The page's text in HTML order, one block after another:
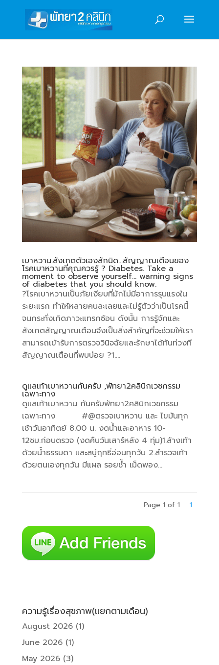
เบาหวาน.สังเกตตัวเองสักนิด…สัญญาณเตือนของ
โรคเบาหวานที่คุณควรรู้ ? Diabetes. Take a
moment to observe yourself… warning signs
of diabetes that you should know.
?โรคเบาหวานเป็นภัยเงียบที่มักไม่มีอาการรุนแรงใน
ระยะแรก ทำให้หลายคนละเลยและไม่รู้ตัวว่าเป็นโรคนี้
จนกระทั่งเกิดภาวะแทรกซ้อน ดังนั้น การรู้จักและ
สังเกตสัญญาณเตือนจึงเป็นสิ่งสำคัญที่จะช่วยให้เรา
สามารถเข้ารับการตรวจวินิจฉัยและรักษาได้ทันท่วงที
สัญญาณเตือนที่พบบ่อย ?1....
ดูแลเท้าเบาหวานกันครับ ,พัทยา2คลินิกเวชกรรม
เฉพาะทาง
ดูแลเท้าเบาหวาน กันครับพัทยา2คลินิกเวชกรรม
เฉพาะทาง #@ตรวจเบาหวาน และ ไขมันทุก
เช้าวันอาทิตย์ 8.00 น. งดน้ำและอาหาร 10-
12ชม.ก่อนตรวจ (งดคืนวันเสาร์หลัง 4 ทุ่ม)1.ล้างเท้า
ด้วยน้ำธรรมดา และสบู่ฤทธิ่อ่อนทุกวัน 2.สำรวจเท้า
ด้วยตนเองทุกวัน มีแผล รอยช้ำ เม็ดพอง...
Page 1 of 1 1
ความรู้เรื่องสุขภาพ(แยกตามเดือน)
August 2026(1)
June 2026(1)
May 2026(3)